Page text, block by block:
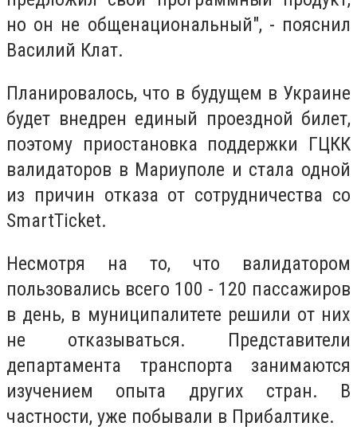
но он не общенациональный", - пояснил
Василий Клат.
Планировалось, что в будущем в Украине
будет внедрен единый проездной билет,
поэтому приостановка поддержки ГЦКК
валидаторов в Мариуполе и стала одной
из причин отказа от сотрудничества со
SmartTicket.
Несмотря на то, что валидатором
пользовались всего 100 - 120 пассажиров
в день, в муниципалитете решили от них
не отказываться. Представители
департамента транспорта занимаются
изучением опыта других стран. В
частности, уже побывали в Прибалтике.